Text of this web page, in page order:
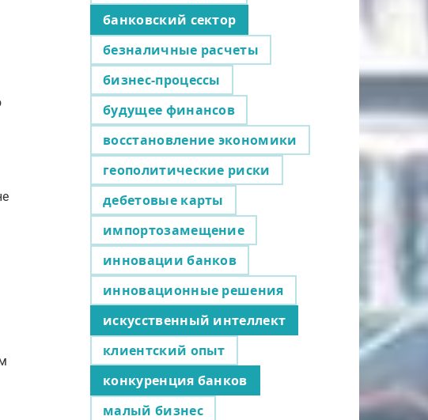
банковский сектор
безналичные расчеты
бизнес-процессы
будущее финансов
восстановление экономики
геополитические риски
дебетовые карты
импортозамещение
инновации банков
инновационные решения
искусственный интеллект
клиентский опыт
конкуренция банков
малый бизнес